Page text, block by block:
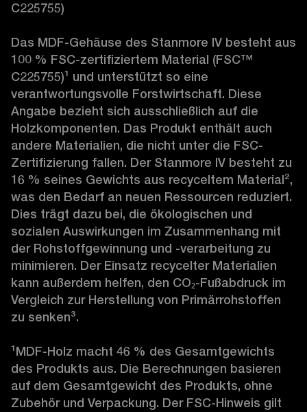
C225755)
Das MDF-Gehäuse des Stanmore IV besteht aus
100 % FSC-zertifiziertem Material (FSC™
C225755)¹ und unterstützt so eine
verantwortungsvolle Forstwirtschaft. Diese
Angabe bezieht sich ausschließlich auf die
Holzkomponenten. Das Produkt enthält auch
andere Materialien, die nicht unter die FSC-
Zertifizierung fallen. Der Stanmore IV besteht zu
16 % seines Gewichts aus recyceltem Material²,
was den Bedarf an neuen Ressourcen reduziert.
Dies trägt dazu bei, die ökologischen und
sozialen Auswirkungen im Zusammenhang mit
der Rohstoffgewinnung und -verarbeitung zu
minimieren. Der Einsatz recycelter Materialien
kann außerdem helfen, den CO₂-Fußabdruck im
Vergleich zur Herstellung von Primärrohstoffen
zu senken³.
¹MDF-Holz macht 46 % des Gesamtgewichts
des Produkts aus. Die Berechnungen basieren
auf dem Gesamtgewicht des Produkts, ohne
Zubehör und Verpackung. Der FSC-Hinweis gilt